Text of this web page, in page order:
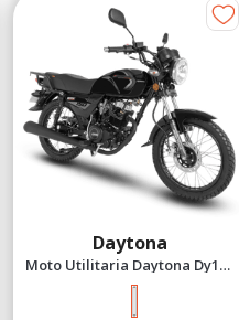
Daytona
Moto Utilitaria Daytona Dy150
Workforce Negro 2027